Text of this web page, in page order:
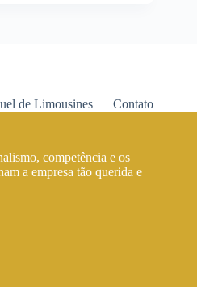
de Limousines Contato
competência e os
a empresa tão querida e